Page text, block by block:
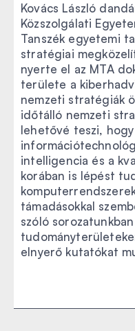
Kovács László
Közszolgálati
Tanszék egyetemi
stratégiai
nyerte el az MTA
területe a
nemzeti stratégiák
időtálló nemzeti
lehetővé teszi,
intelligencia és a
korában is lépést
támadásokkal
szóló
elnyerő kutatókat